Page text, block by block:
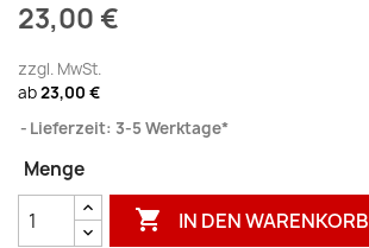
23,00 €
zzgl. MwSt.
ab23,00 €
Lieferzeit: 3-5 Werktage*
Menge
 IN DEN WARENKORB